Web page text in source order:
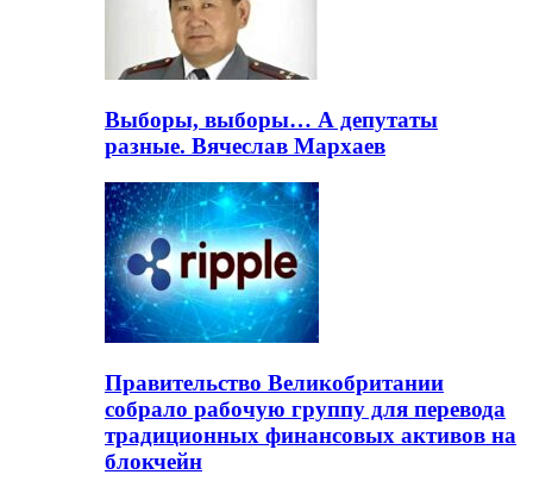
Выборы, выборы… А депутаты
разные. Вячеслав Мархаев
Правительство Великобритании
собрало рабочую группу для перевода
традиционных финансовых активов на
блокчейн